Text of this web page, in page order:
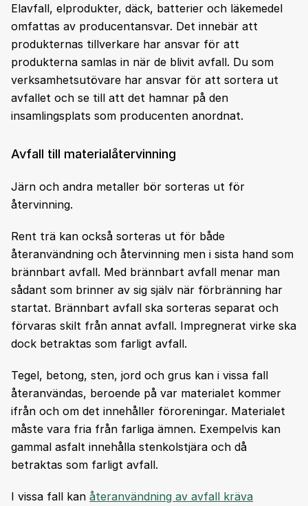
Elavfall, elprodukter, däck, batterier och läkemedel
omfattas av producentansvar. Det innebär att
produkternas tillverkare har ansvar för att
produkterna samlas in när de blivit avfall. Du som
verksamhetsutövare har ansvar för att sortera ut
avfallet och se till att det hamnar på den
insamlingsplats som producenten anordnat.
Avfall till materialåtervinning
Järn och andra metaller bör sorteras ut för
återvinning.
Rent trä kan också sorteras ut för både
återanvändning och återvinning men i sista hand som
brännbart avfall. Med brännbart avfall menar man
sådant som brinner av sig själv när förbränning har
startat. Brännbart avfall ska sorteras separat och
förvaras skilt från annat avfall. Impregnerat virke ska
dock betraktas som farligt avfall.
Tegel, betong, sten, jord och grus kan i vissa fall
återanvändas, beroende på var materialet kommer
ifrån och om det innehåller föroreningar. Materialet
måste vara fria från farliga ämnen. Exempelvis kan
gammal asfalt innehålla stenkolstjära och då
betraktas som farligt avfall.
I vissa fall kan återanvändning av avfall kräva